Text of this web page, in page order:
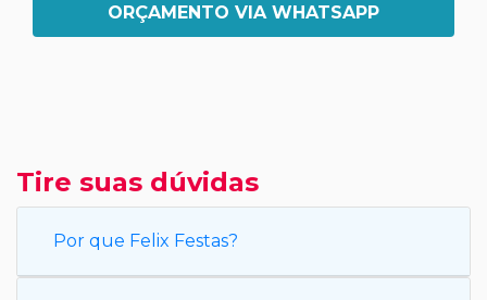
ORÇAMENTO VIA WHATSAPP
Tire suas dúvidas
Por que Felix Festas?